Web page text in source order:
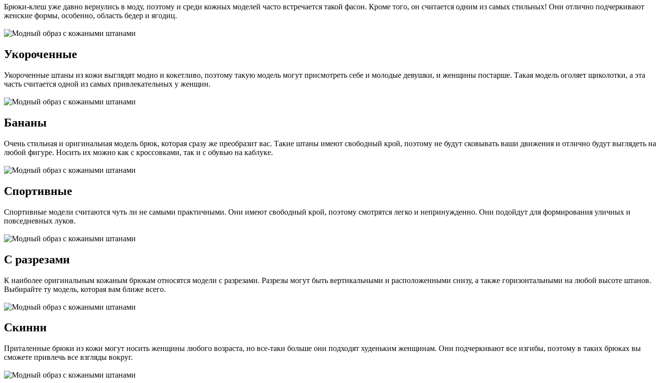
Брюки-клеш уже давно вернулись в моду, поэтому и среди кожных моделей часто встречается такой фасон. Кроме того, он считается одним из самых стильных! Они отлично подчеркивают
женские формы, особенно, область бедер и ягодиц.
Укороченные
Укороченные штаны из кожи выглядят модно и кокетливо, поэтому такую модель могут присмотреть себе и молодые девушки, и женщины постарше. Такая модель оголяет щиколотки, а эта
часть считается одной из самых привлекательных у женщин.
Бананы
Очень стильная и оригинальная модель брюк, которая сразу же преобразит вас. Такие штаны имеют свободный крой, поэтому не будут сковывать ваши движения и отлично будут выглядеть на
любой фигуре. Носить их можно как с кроссовками, так и с обувью на каблуке.
Спортивные
Спортивные модели считаются чуть ли не самыми практичными. Они имеют свободный крой, поэтому смотрятся легко и непринужденно. Они подойдут для формирования уличных и
повседневных луков.
С разрезами
К наиболее оригинальным кожаным брюкам относятся модели с разрезами. Разрезы могут быть вертикальными и расположенными снизу, а также горизонтальными на любой высоте штанов.
Выбирайте ту модель, которая вам ближе всего.
Скинни
Приталенные брюки из кожи могут носить женщины любого возраста, но все-таки больше они подходят худеньким женщинам. Они подчеркивают все изгибы, поэтому в таких брюках вы
сможете привлечь все взгляды вокруг.